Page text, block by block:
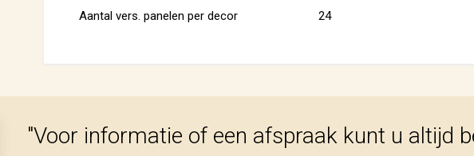
Aantal vers. panelen per decor 24
"Voor informatie of een afspraak kunt u altijd